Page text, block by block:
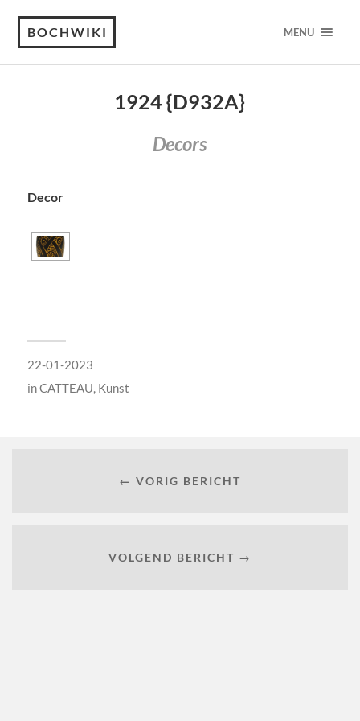
BOCHWIKI MENU
1924 {D932A}
Decors
Decor
22-01-2023
inCATTEAU, Kunst
← VORIG BERICHT
VOLGEND BERICHT →